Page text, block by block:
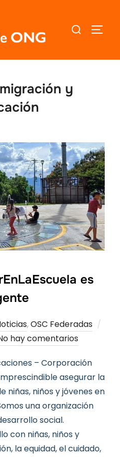
Buscar:
migración y
es
,OSC Federadas
hay comentarios
– Corporación
asegurar la
niñas, niños y jóvenes en
una organización
social.
con niñas, niños y
la equidad, el cuidado,